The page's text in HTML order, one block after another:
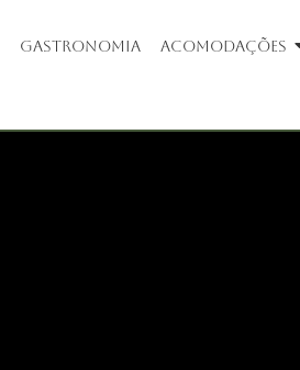
GASTRONOMIA ACOMODAÇÕES